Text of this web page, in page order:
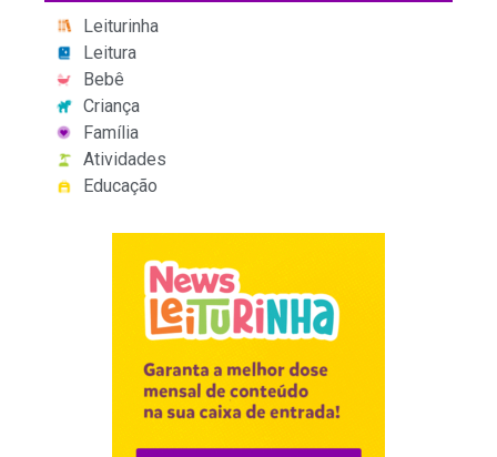
Leiturinha
Leitura
Bebê
Criança
Família
Atividades
Educação